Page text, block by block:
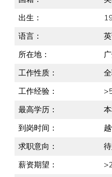
出生：
语言：
所在地：
工作性质：
工作经验：
最高学历：
到岗时间：
求职意向：
薪资期望：